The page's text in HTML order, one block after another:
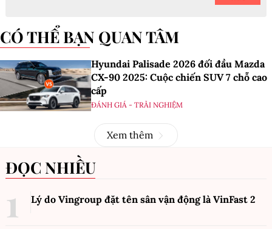
CÓ THỂ BẠN QUAN TÂM
Hyundai Palisade 2026 đối đầu Mazda
CX-90 2025: Cuộc chiến SUV 7 chỗ cao
cấp
ĐÁNH GIÁ - TRẢI NGHIỆM
Xem thêm
ĐỌC NHIỀU
Lý do Vingroup đặt tên sân vận động là VinFast 2